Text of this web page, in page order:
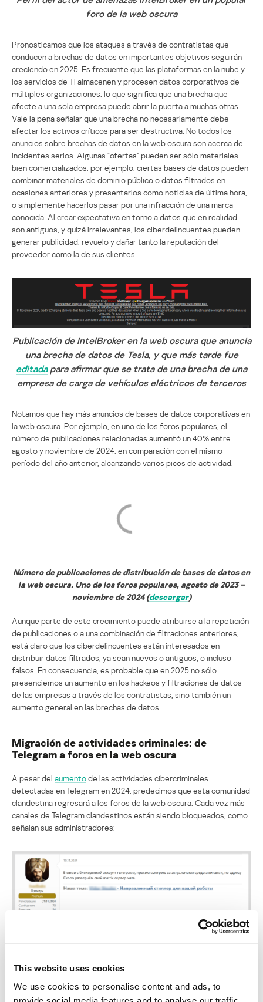
This website uses cookies
We use cookies to personalise content and ads, to
foro de la web oscura
Pronosticamos que los ataques a través de contratistas que
conducen a brechas de datos en importantes objetivos seguirán
creciendo en 2025. Es frecuente que las plataformas en la nube y
los servicios de TI almacenen y procesen datos corporativos de
múltiples organizaciones, lo que significa que una brecha que
afecte a una sola empresa puede abrir la puerta a muchas otras.
Vale la pena señalar que una brecha no necesariamente debe
afectar los activos críticos para ser destructiva. No todos los
anuncios sobre brechas de datos en la web oscura son acerca de
incidentes serios. Algunas “ofertas” pueden ser sólo materiales
bien comercializados; por ejemplo, ciertas bases de datos pueden
combinar materiales de dominio público o datos filtrados en
ocasiones anteriores y presentarlos como noticias de última hora,
o simplemente hacerlos pasar por una infracción de una marca
conocida. Al crear expectativa en torno a datos que en realidad
son antiguos, y quizá irrelevantes, los ciberdelincuentes pueden
generar publicidad, revuelo y dañar tanto la reputación del
proveedor como la de sus clientes.
Publicación de IntelBroker en la web oscura que anuncia
una brecha de datos de Tesla, y que más tarde fue
editadapara afirmar que se trata de una brecha de una
empresa de carga de vehículos eléctricos de terceros
Notamos que hay más anuncios de bases de datos corporativas en
la web oscura. Por ejemplo, en uno de los foros populares, el
número de publicaciones relacionadas aumentó un 40% entre
agosto y noviembre de 2024, en comparación con el mismo
período del año anterior, alcanzando varios picos de actividad.
Número de publicaciones de distribución de bases de datos en
la web oscura. Uno de los foros populares, agosto de 2023 –
noviembre de 2024 (descargar)
Aunque parte de este crecimiento puede atribuirse a la repetición
de publicaciones o a una combinación de filtraciones anteriores,
está claro que los ciberdelincuentes están interesados en
distribuir datos filtrados, ya sean nuevos o antiguos, o incluso
falsos. En consecuencia, es probable que en 2025 no sólo
presenciemos un aumento en los hackeos y filtraciones de datos
de las empresas a través de los contratistas, sino también un
aumento general en las brechas de datos.
Migración de actividades criminales: de
Telegram a foros en la web oscura
A pesar del aumentode las actividades cibercriminales
detectadas en Telegram en 2024, predecimos que esta comunidad
clandestina regresará a los foros de la web oscura. Cada vez más
canales de Telegram clandestinos están siendo bloqueados, como
señalan sus administradores: